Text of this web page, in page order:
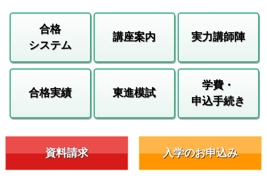
合格
システム
講座案内 実力講師陣
合格実績 東進模試
学費・
申込手続き
資料請求 入学のお申込み